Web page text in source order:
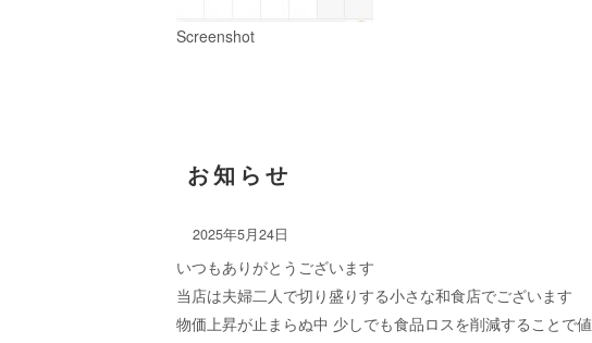
Screenshot
お知らせ
2025年5月24日
いつもありがとうございます
当店は夫婦二人で切り盛りする小さな和食店でございます
物価上昇が止まらぬ中 少しでも食品ロスを削減することで